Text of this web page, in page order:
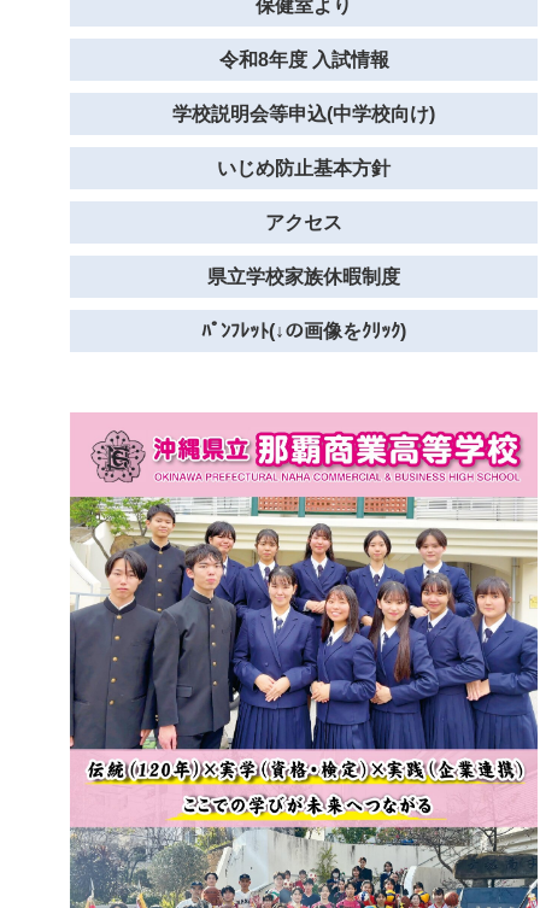
保健室より
令和8年度 入試情報
学校説明会等申込(中学校向け)
いじめ防止基本方針
アクセス
県立学校家族休暇制度
ﾊﾟﾝﾌﾚｯﾄ(↓の画像をｸﾘｯｸ)